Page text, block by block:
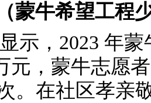
（蒙牛希望工程
显示，2023 年
元，蒙牛志愿
。在社区孝亲